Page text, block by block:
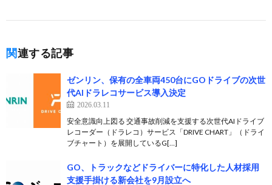
関連する記事
ゼンリン、保有の全車両450台にGOドライブの次世
代AIドラレコサービス導入決定
2026.03.11
安全意識向上図る 交通事故削減を支援する次世代AIドライブ
レコーダー（ドラレコ）サービス「DRIVE CHART」（ドライ
ブチャート）を展開しているG[…]
GO、トラックなどドライバーに特化した人材採用
支援手掛ける新会社を9月設立へ